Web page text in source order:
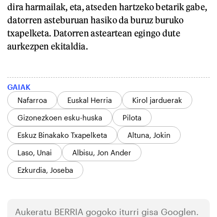
dira harmailak, eta, atseden hartzeko betarik gabe,
datorren asteburuan hasiko da buruz buruko
txapelketa. Datorren asteartean egingo dute
aurkezpen ekitaldia.
GAIAK
Nafarroa
Euskal Herria
Kirol jarduerak
Gizonezkoen esku-huska
Pilota
Eskuz Binakako Txapelketa
Altuna, Jokin
Laso, Unai
Albisu, Jon Ander
Ezkurdia, Joseba
Aukeratu BERRIA gogoko iturri gisa Googlen.